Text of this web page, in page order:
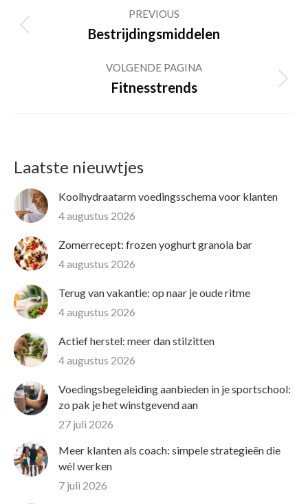
navigation
PREVIOUS
Previous
Bestrijdingsmiddelen
VOLGENDE PAGINA
Volgende
Fitnesstrends
Laatste nieuwtjes
Koolhydraatarm voedingsschema voor klanten
4 augustus 2026
Zomerrecept: frozen yoghurt granola bar
4 augustus 2026
Terug van vakantie: op naar je oude ritme
4 augustus 2026
Actief herstel: meer dan stilzitten
4 augustus 2026
Voedingsbegeleiding aanbieden in je sportschool:
zo pak je het winstgevend aan
27 juli 2026
Meer klanten als coach: simpele strategieën die
wél werken
7 juli 2026